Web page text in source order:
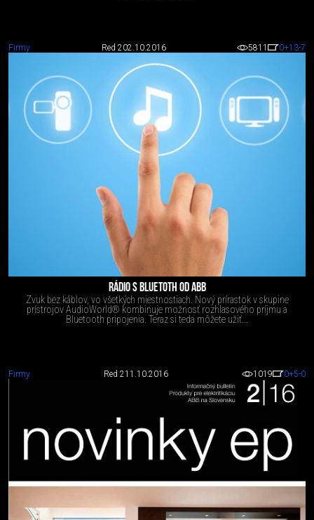
Firmy Red 202.10.2016 5811 0+13-7
RÁDIO S BLUETOTH OD ABB
Zvuk bez káblov, vo všetkých miestnostiach. Nový prírastok v skupine
prístrojov AudioWorld® kombinuje možnosť rozhlasového príjmu a
Bluetooth pripojenia. Teraz si teda môžete užiť...
Firmy Red 211.10.2016 1019 0+5-0